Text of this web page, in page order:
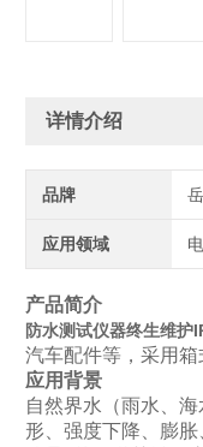
详情介绍
品牌
应用领域
产品简介
防水测试仪器终生维护
汽车配件等，采用
应用背景
自然界水（雨水、
形、强度下降、膨